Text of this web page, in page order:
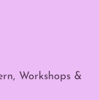
Workshops &